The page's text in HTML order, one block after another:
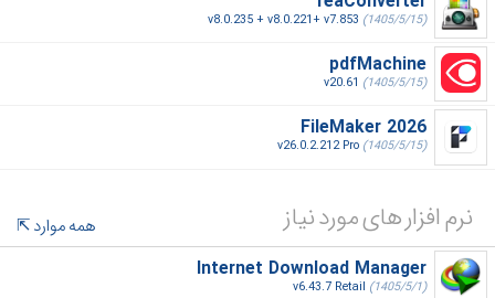
v8.0.235 + v8.0.221+ v7.853 (1405/5/15)
pdfMachine
v20.61 (1405/5/15)
FileMaker 2026
v26.0.2.212 Pro (1405/5/15)
نرم افزار های مورد نیاز
همه موارد
Internet Download Manager
v6.43.7 Retail (1405/5/1)